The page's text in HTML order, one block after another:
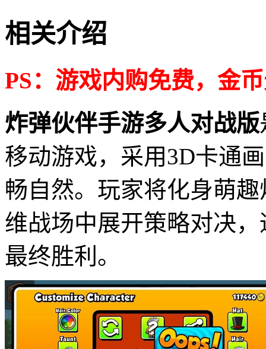
相关介绍
PS：游戏内购免费，金
炸弹伙伴手游多人对战版
移动游戏，采用3D卡通
畅自然。玩家将化身萌
维战场中展开策略对决
最终胜利。